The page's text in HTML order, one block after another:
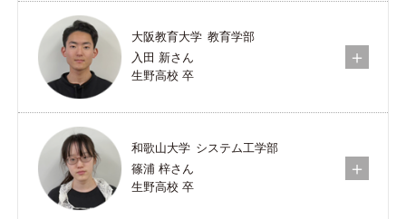
大阪教育大学 教育学部
入田 新さん
生野高校 卒
和歌山大学 システム工学部
篠浦 梓さん
生野高校 卒